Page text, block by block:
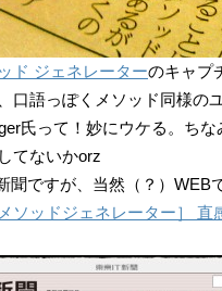
ド ジェネレーターのキャプ
口語っぽくメソッド同様の
氏って！妙にウケる。ち
てないかorz
聞ですが、当然（？）WEB
メソッドジェネレーター］